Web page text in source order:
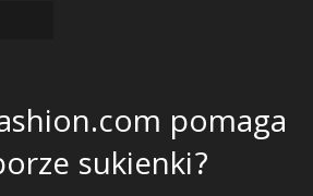
pomaga
sukienki?